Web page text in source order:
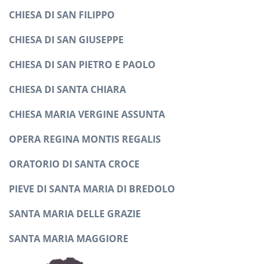
CHIESA DI SAN FILIPPO
CHIESA DI SAN GIUSEPPE
CHIESA DI SAN PIETRO E PAOLO
CHIESA DI SANTA CHIARA
CHIESA MARIA VERGINE ASSUNTA
OPERA REGINA MONTIS REGALIS
ORATORIO DI SANTA CROCE
PIEVE DI SANTA MARIA DI BREDOLO
SANTA MARIA DELLE GRAZIE
SANTA MARIA MAGGIORE